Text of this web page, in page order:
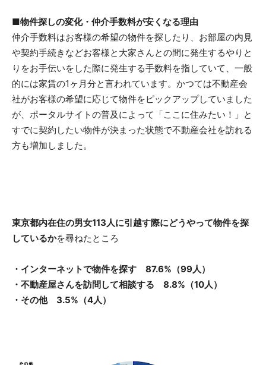
■物件探しの変化・仲介手数料が安くなる理由
仲介手数料はお客様の希望の物件を探したり、お部屋の内見
や契約手続きなどお客様と大家さんとの間に発生するやりと
りをお手伝いをした際に発生する手数料を指していて、一般
的には家賃の1ヶ月分と言われています。かつては不動産会
社がお客様の希望に応じて物件をピックアップしていました
が、ポータルサイトの普及によって「ここに住みたい！」と
すでに契約したい物件が決まった状態で不動産会社を訪れる
方も増加しました。
東京都内在住の男女113人に引越す際にどうやって物件を探
しているかを尋ねたところ
・インターネットで物件を探す 87.6%（99人）
・不動産屋さんを訪問して相談する 8.8%（10人）
・その他 3.5%（4人）